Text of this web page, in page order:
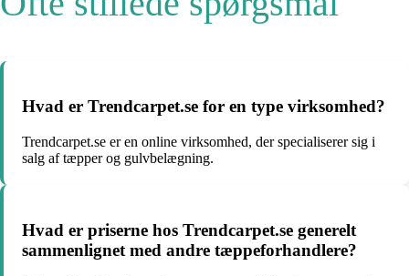
Hvad er Trendcarpet.se for en type virksomhed?
Trendcarpet.se er en online virksomhed, der specialiserer sig i
salg af tæpper og gulvbelægning.
Hvad er priserne hos Trendcarpet.se generelt
sammenlignet med andre tæppeforhandlere?